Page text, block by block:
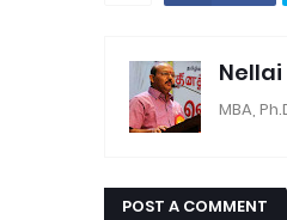
MBA,
POST A COMMENT